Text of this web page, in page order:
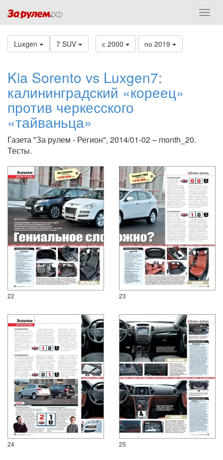
Luxgen 7 SUV с 2000 по 2019
Kia Sorento vs Luxgen7:
калининградский «кореец»
против черкесского
«тайваньца»
Газета "За рулем - Регион", 2014/01-02 – month_20.
Тесты.
22 23
24 25